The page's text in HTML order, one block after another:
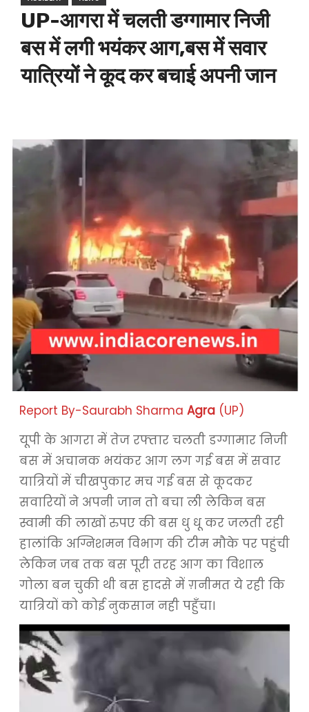
UP-आगरा में चलती डग्गामार निजी
बस में लगी भयंकर आग,बस में सवार
यात्रियों ने कूद कर बचाई अपनी जान
Report By-Saurabh Sharma Agra(UP)
यूपी के आगरा में तेज रफ्तार चलती डग्गामार निजी
बस में अचानक भयंकर आग लग गई बस में सवार
यात्रियों में चीखपुकार मच गई बस से कूदकर
सवारियों ने अपनी जान तो बचा ली लेकिन बस
स्वामी की लाखों रुपए की बस धु धू कर जलती रही
हालांकि अग्निशमन विभाग की टीम मौके पर पहुंची
लेकिन जब तक बस पूरी तरह आग का विशाल
गोला बन चुकी थी बस हादसे में ग़नीमत ये रही कि
यात्रियों को कोई नुकसान नही पहुँचा।